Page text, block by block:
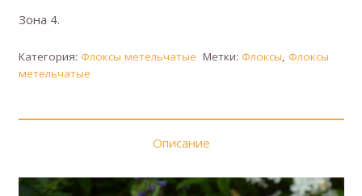
Зона 4.
Категория: Флоксы метельчатые Метки: Флоксы, Флоксы
метельчатые
Описание